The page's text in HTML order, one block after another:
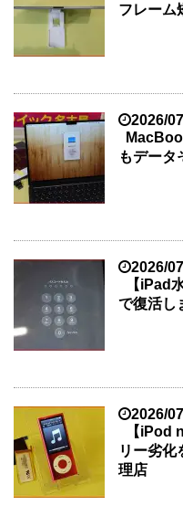
フレーム
2026/
もデータ
2026/
【iPad
で復活し
2026/
【iPod
リー劣化
理店